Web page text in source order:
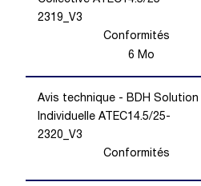
2319_V3
Conformités
6 Mo
Avis technique - BDH Solution
Individuelle ATEC14.5/25-
2320_V3
Conformités